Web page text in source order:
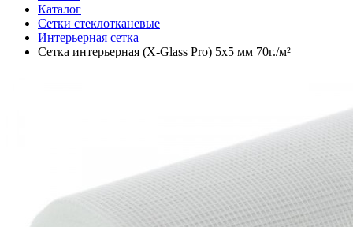
Каталог
Сетки стеклотканевые
Интерьерная сетка
Сетка интерьерная (X-Glass Pro) 5х5 мм 70г./м²